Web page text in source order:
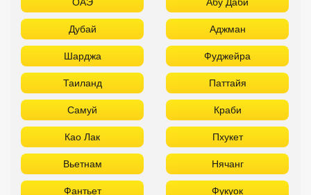
Дубай Аджман
Шарджа Фуджейра
Таиланд Паттайя
Самуй Краби
Као Лак Пхукет
Вьетнам Нячанг
Фантьет Фукуок